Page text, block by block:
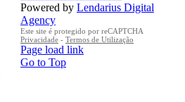
Powered by Lendarius Digital
Agency
Este site é protegido por reCAPTCHA
Privacidade - Termos de Utilização
Page load link
Go to Top